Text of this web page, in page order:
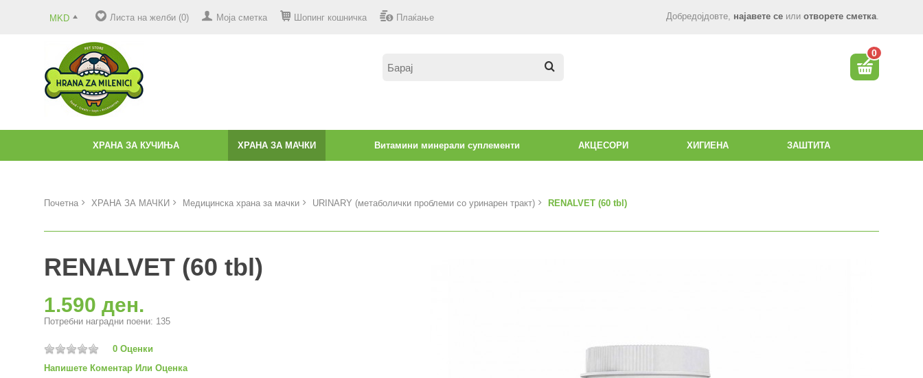
MKD Добредојдовте, најавете се или отворете сметка.
Листа на желби (0) Моја сметка Шопинг кошничка Плаќање
0
ХРАНА ЗА КУЧИЊА ХРАНА ЗА МАЧКИ Витамини минерали суплементи АКЦЕСОРИ ХИГИЕНА ЗАШТИТА
Почетна ХРАНА ЗА МАЧКИ Медицинска храна за мачки URINARY (метаболички проблеми со уринарен тракт) RENALVET (60 tbl)
RENALVET (60 tbl)
1.590 ден.
Потребни наградни поени: 135
0 Оценки
Напишете Коментар Или Оценка